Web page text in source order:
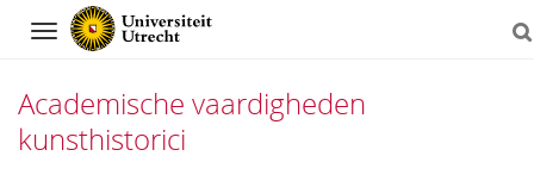
Navigation
Academische vaardigheden
kunsthistorici